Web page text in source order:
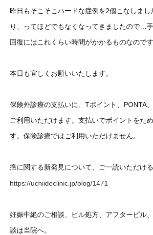
昨日もそこそこハードな症例を2個こなしまし
り、ってほどでもなくなってきましたので…手
回復にはこれくらい時間がかかるものなのです
本日も宜しくお願いいたします。
保険外診療の支払いに、Tポイント、PONTA
ご利用いただけます。支払いでポイントをた
す。保険診療ではご利用いただけません。
癌に関する新発見について、ご一読いただける
https://uchiideclinic.jp/blog/1471
妊娠中絶のご相談、ピル処方、アフターピル
談は当院へ。